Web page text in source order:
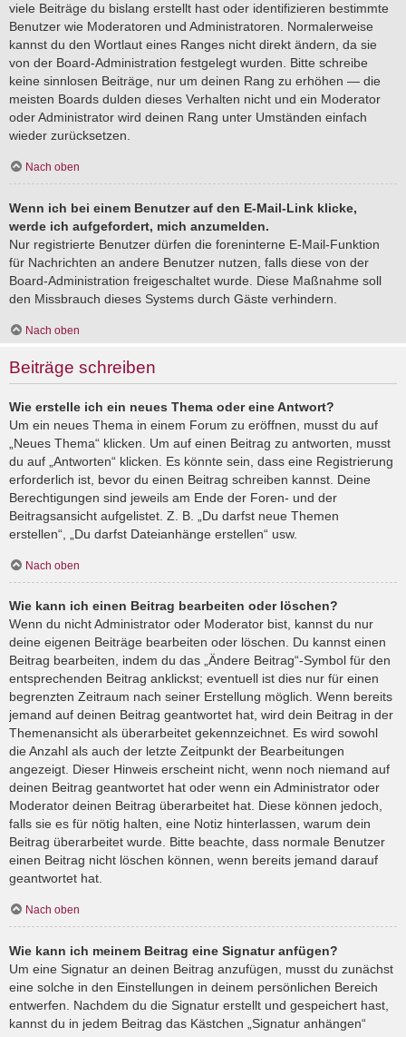
viele Beiträge du bislang erstellt hast oder identifizieren bestimmte
Benutzer wie Moderatoren und Administratoren. Normalerweise
kannst du den Wortlaut eines Ranges nicht direkt ändern, da sie
von der Board-Administration festgelegt wurden. Bitte schreibe
keine sinnlosen Beiträge, nur um deinen Rang zu erhöhen — die
meisten Boards dulden dieses Verhalten nicht und ein Moderator
oder Administrator wird deinen Rang unter Umständen einfach
wieder zurücksetzen.
Nach oben
Wenn ich bei einem Benutzer auf den E-Mail-Link klicke,
werde ich aufgefordert, mich anzumelden.
Nur registrierte Benutzer dürfen die foreninterne E-Mail-Funktion
für Nachrichten an andere Benutzer nutzen, falls diese von der
Board-Administration freigeschaltet wurde. Diese Maßnahme soll
den Missbrauch dieses Systems durch Gäste verhindern.
Nach oben
Beiträge schreiben
Wie erstelle ich ein neues Thema oder eine Antwort?
Um ein neues Thema in einem Forum zu eröffnen, musst du auf
„Neues Thema“ klicken. Um auf einen Beitrag zu antworten, musst
du auf „Antworten“ klicken. Es könnte sein, dass eine Registrierung
erforderlich ist, bevor du einen Beitrag schreiben kannst. Deine
Berechtigungen sind jeweils am Ende der Foren- und der
Beitragsansicht aufgelistet. Z. B. „Du darfst neue Themen
erstellen“, „Du darfst Dateianhänge erstellen“ usw.
Nach oben
Wie kann ich einen Beitrag bearbeiten oder löschen?
Wenn du nicht Administrator oder Moderator bist, kannst du nur
deine eigenen Beiträge bearbeiten oder löschen. Du kannst einen
Beitrag bearbeiten, indem du das „Ändere Beitrag“-Symbol für den
entsprechenden Beitrag anklickst; eventuell ist dies nur für einen
begrenzten Zeitraum nach seiner Erstellung möglich. Wenn bereits
jemand auf deinen Beitrag geantwortet hat, wird dein Beitrag in der
Themenansicht als überarbeitet gekennzeichnet. Es wird sowohl
die Anzahl als auch der letzte Zeitpunkt der Bearbeitungen
angezeigt. Dieser Hinweis erscheint nicht, wenn noch niemand auf
deinen Beitrag geantwortet hat oder wenn ein Administrator oder
Moderator deinen Beitrag überarbeitet hat. Diese können jedoch,
falls sie es für nötig halten, eine Notiz hinterlassen, warum dein
Beitrag überarbeitet wurde. Bitte beachte, dass normale Benutzer
einen Beitrag nicht löschen können, wenn bereits jemand darauf
geantwortet hat.
Nach oben
Wie kann ich meinem Beitrag eine Signatur anfügen?
Um eine Signatur an deinen Beitrag anzufügen, musst du zunächst
eine solche in den Einstellungen in deinem persönlichen Bereich
entwerfen. Nachdem du die Signatur erstellt und gespeichert hast,
kannst du in jedem Beitrag das Kästchen „Signatur anhängen“